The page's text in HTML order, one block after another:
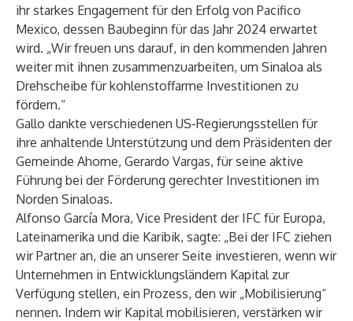
ihr starkes Engagement für den Erfolg von Pacifico
Mexico, dessen Baubeginn für das Jahr 2024 erwartet
wird. „Wir freuen uns darauf, in den kommenden Jahren
weiter mit ihnen zusammenzuarbeiten, um Sinaloa als
Drehscheibe für kohlenstoffarme Investitionen zu
fördern.“
Gallo dankte verschiedenen US-Regierungsstellen für
ihre anhaltende Unterstützung und dem Präsidenten der
Gemeinde Ahome, Gerardo Vargas, für seine aktive
Führung bei der Förderung gerechter Investitionen im
Norden Sinaloas.
Alfonso García Mora, Vice President der IFC für Europa,
Lateinamerika und die Karibik, sagte: „Bei der IFC ziehen
wir Partner an, die an unserer Seite investieren, wenn wir
Unternehmen in Entwicklungsländern Kapital zur
Verfügung stellen, ein Prozess, den wir „Mobilisierung“
nennen. Indem wir Kapital mobilisieren, verstärken wir